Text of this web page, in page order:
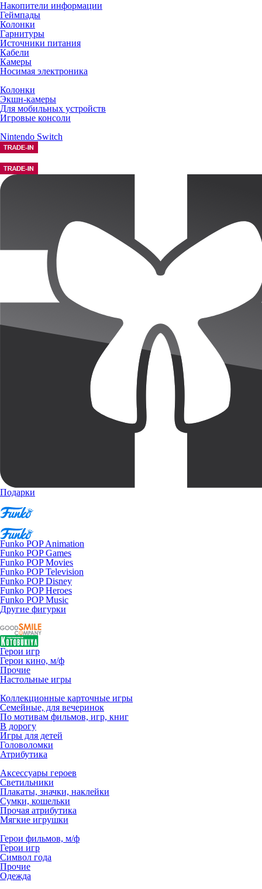
Накопители информации
Геймпады
Колонки
Гарнитуры
Источники питания
Кабели
Камеры
Носимая электроника
Колонки
Экшн-камеры
Для мобильных устройств
Игровые консоли
Nintendo Switch
Подарки
Funko POP Animation
Funko POP Games
Funko POP Movies
Funko POP Television
Funko POP Disney
Funko POP Heroes
Funko POP Music
Другие фигурки
Герои игр
Герои кино, м/ф
Прочие
Настольные игры
Коллекционные карточные игры
Семейные, для вечеринок
По мотивам фильмов, игр, книг
В дорогу
Игры для детей
Головоломки
Атрибутика
Аксессуары героев
Светильники
Плакаты, значки, наклейки
Сумки, кошельки
Прочая атрибутика
Мягкие игрушки
Герои фильмов, м/ф
Герои игр
Символ года
Прочие
Одежда